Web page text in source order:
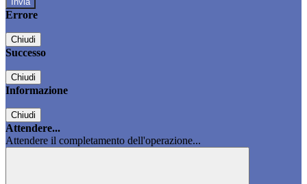
Errore
Chiudi
Successo
Chiudi
Informazione
Chiudi
Attendere...
Attendere il completamento dell'operazione...